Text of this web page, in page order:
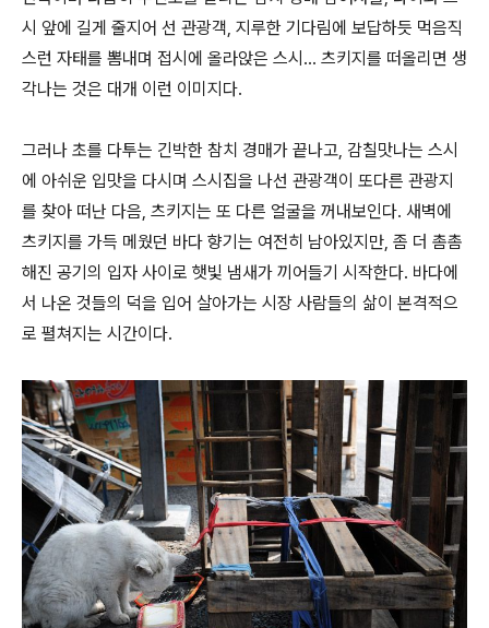
시 앞에 길게 줄지어 선 관광객, 지루한 기다림에 보답하듯 먹음직
스런 자태를 뽐내며 접시에 올라앉은 스시... 츠키지를 떠올리면 생
각나는 것은 대개 이런 이미지다.
그러나 초를 다투는 긴박한 참치 경매가 끝나고, 감칠맛나는 스시
에 아쉬운 입맛을 다시며 스시집을 나선 관광객이 또다른 관광지
를 찾아 떠난 다음, 츠키지는 또 다른 얼굴을 꺼내보인다. 새벽에
츠키지를 가득 메웠던 바다 향기는 여전히 남아있지만, 좀 더 촘촘
해진 공기의 입자 사이로 햇빛 냄새가 끼어들기 시작한다. 바다에
서 나온 것들의 덕을 입어 살아가는 시장 사람들의 삶이 본격적으
로 펼쳐지는 시간이다.